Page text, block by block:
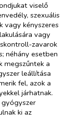
viselő
szexuális
vagy kényszeres
vagy
zavarok
néhány esetben
megszűntek a
leállítása
fel, azok a
járhatnak.
ki az